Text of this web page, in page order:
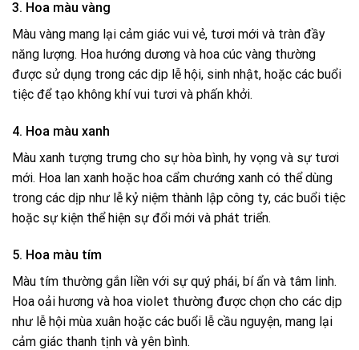
3. Hoa màu vàng
Màu vàng mang lại cảm giác vui vẻ, tươi mới và tràn đầy
năng lượng. Hoa hướng dương và hoa cúc vàng thường
được sử dụng trong các dịp lễ hội, sinh nhật, hoặc các buổi
tiệc để tạo không khí vui tươi và phấn khởi.
4. Hoa màu xanh
Màu xanh tượng trưng cho sự hòa bình, hy vọng và sự tươi
mới. Hoa lan xanh hoặc hoa cẩm chướng xanh có thể dùng
trong các dịp như lễ kỷ niệm thành lập công ty, các buổi tiệc
hoặc sự kiện thể hiện sự đổi mới và phát triển.
5. Hoa màu tím
Màu tím thường gắn liền với sự quý phái, bí ẩn và tâm linh.
Hoa oải hương và hoa violet thường được chọn cho các dịp
như lễ hội mùa xuân hoặc các buổi lễ cầu nguyện, mang lại
cảm giác thanh tịnh và yên bình.